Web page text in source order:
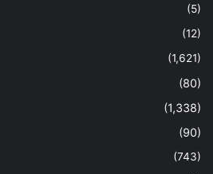
(5)
(12)
(1,621)
(80)
(1,338)
(90)
(743)